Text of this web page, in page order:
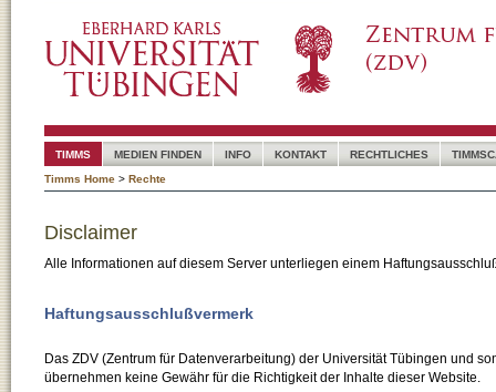
TIMMS MEDIEN FINDEN INFO KONTAKT RECHTLICHES
Timms Home > Rechte
Disclaimer
Alle Informationen auf diesem Server unterliegen einem
Haftungsausschlußvermerk
Das ZDV (Zentrum für Datenverarbeitung) der Universität Tübingen und
übernehmen keine Gewähr für die Richtigkeit der Inhalte dieser Website.